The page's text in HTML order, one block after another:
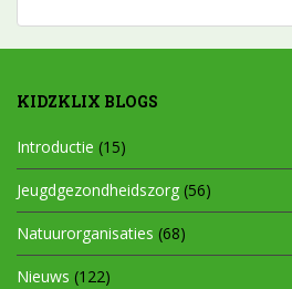
KIDZKLIX BLOGS
Introductie (15)
Jeugdgezondheidszorg (56)
Natuurorganisaties (68)
Nieuws (122)